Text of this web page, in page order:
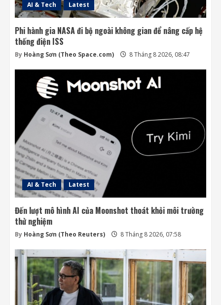
AI & Tech Latest
Phi hành gia NASA đi bộ ngoài không gian để nâng cấp hệ
thống điện ISS
By Hoàng Sơn (Theo Space.com) 8 Tháng 8 2026, 08:47
AI & Tech Latest
Đến lượt mô hình AI của Moonshot thoát khỏi môi trường
thử nghiệm
By Hoàng Sơn (Theo Reuters) 8 Tháng 8 2026, 07:58